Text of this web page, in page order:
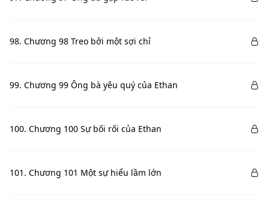
98. Chương 98 Treo bởi một sợi chỉ
99. Chương 99 Ông bà yêu quý của Ethan
100. Chương 100 Sự bối rối của Ethan
101. Chương 101 Một sự hiểu lầm lớn